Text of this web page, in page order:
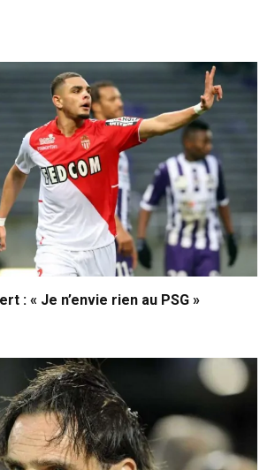
: « Je n’envie rien au PSG »